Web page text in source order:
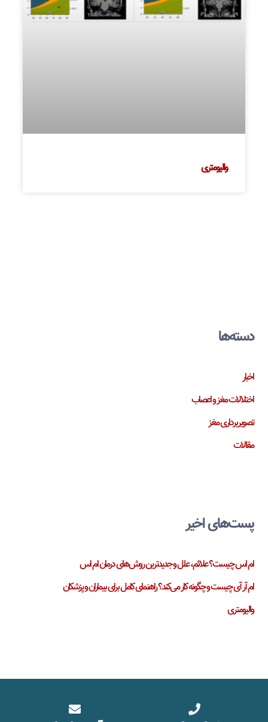
دسته‌ها
اخبار
اختلالات مغز و اعصاب
تصویربرداری مغز
مقالات
پست‌های اخیر
ام اس چیست؟ علائم، علل و جدیدترین روش‌های درمان ام اس
ام آر آی چیست و چگونه کار می‌کند؟ راهنمای کامل برای بیماران و پزشکان
والیومتری
والیومتری